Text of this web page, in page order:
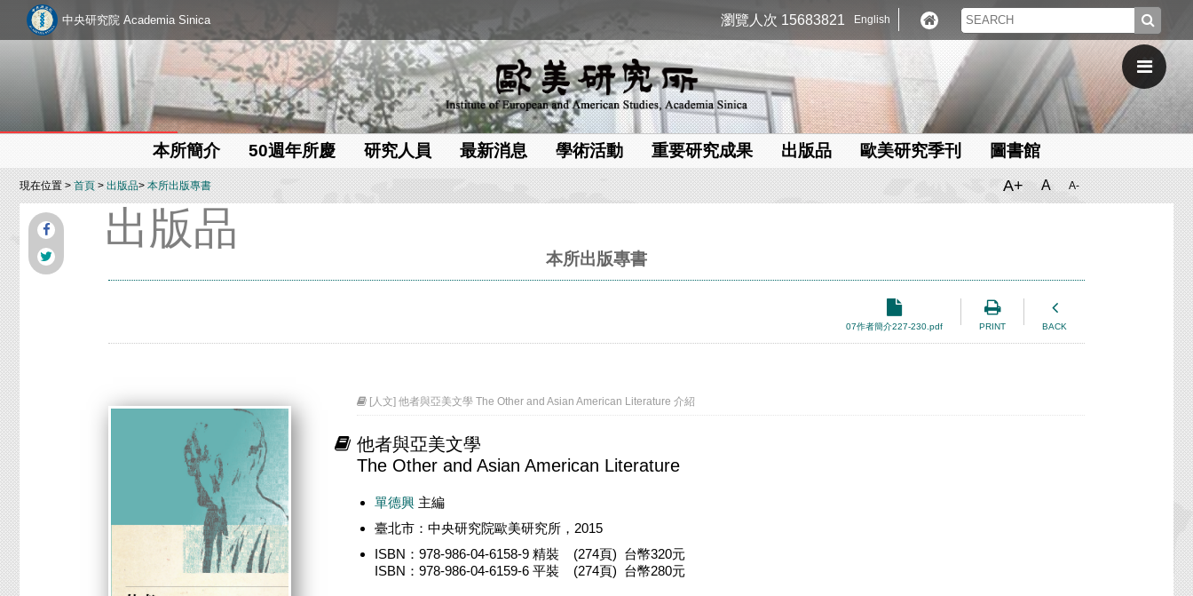
中央研究院 Academia Sinica 瀏覽人次 15683821 English
本所簡介 50週年所慶 研究人員 最新消息 學術活動 重要研究成果 出版品 歐美研究季刊 圖書館
現在位置 >首頁>出版品>本所出版專書 A+ A A-
出版品
本所出版專書
07作者簡介227-230.pdf PRINT BACK
[人文] 他者與亞美文學 The Other and Asian American Literature 介紹
他者與亞美文學
The Other and Asian American Literature
單德興 主編
臺北市：中央研究院歐美研究所，2015
ISBN：978-986-04-6158-9 精裝 (274頁) 台幣320元
ISBN：978-986-04-6159-6 平裝 (274頁) 台幣280元